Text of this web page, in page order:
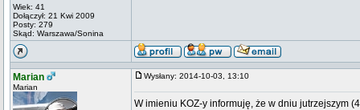
Wiek: 41
Dołączył: 21 Kwi 2009
Posty: 279
Skąd: Warszawa/Sonina
Marian
Marian
Wysłany: 2014-10-03, 13:10
W imieniu KOZ-y informuję, że w dniu jutrzejszym